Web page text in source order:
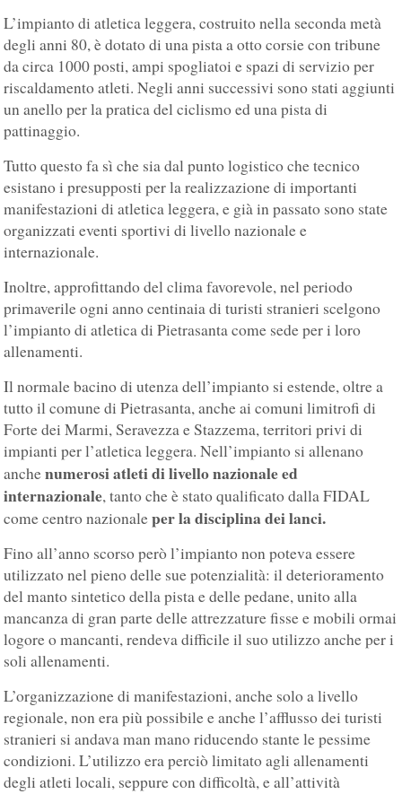
L’impianto di atletica leggera, costruito nella seconda metà
degli anni 80, è dotato di una pista a otto corsie con tribune
da circa 1000 posti, ampi spogliatoi e spazi di servizio per
riscaldamento atleti. Negli anni successivi sono stati aggiunti
un anello per la pratica del ciclismo ed una pista di
pattinaggio.
Tutto questo fa sì che sia dal punto logistico che tecnico
esistano i presupposti per la realizzazione di importanti
manifestazioni di atletica leggera, e già in passato sono state
organizzati eventi sportivi di livello nazionale e
internazionale.
Inoltre, approfittando del clima favorevole, nel periodo
primaverile ogni anno centinaia di turisti stranieri scelgono
l’impianto di atletica di Pietrasanta come sede per i loro
allenamenti.
Il normale bacino di utenza dell’impianto si estende, oltre a
tutto il comune di Pietrasanta, anche ai comuni limitrofi di
Forte dei Marmi, Seravezza e Stazzema, territori privi di
impianti per l’atletica leggera. Nell’impianto si allenano
anchenumerosi atleti di livello nazionale ed
internazionale, tanto che è stato qualificato dalla FIDAL
come centro nazionaleper la disciplina dei lanci.
Fino all’anno scorso però l’impianto non poteva essere
utilizzato nel pieno delle sue potenzialità: il deterioramento
del manto sintetico della pista e delle pedane, unito alla
mancanza di gran parte delle attrezzature fisse e mobili ormai
logore o mancanti, rendeva difficile il suo utilizzo anche per i
soli allenamenti.
L’organizzazione di manifestazioni, anche solo a livello
regionale, non era più possibile e anche l’afflusso dei turisti
stranieri si andava man mano riducendo stante le pessime
condizioni. L’utilizzo era perciò limitato agli allenamenti
degli atleti locali, seppure con difficoltà, e all’attività